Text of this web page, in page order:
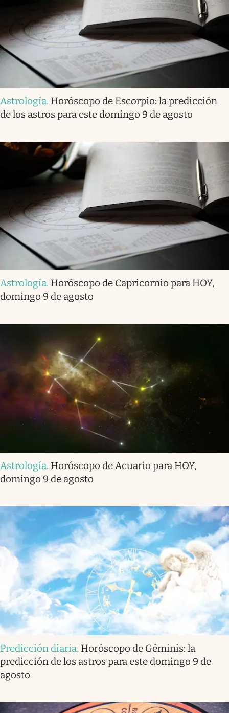
Astrología. Horóscopo de Escorpio: la predicción
de los astros para este domingo 9 de agosto
Astrología. Horóscopo de Capricornio para HOY,
domingo 9 de agosto
Astrología. Horóscopo de Acuario para HOY,
domingo 9 de agosto
Predicción diaria. Horóscopo de Géminis: la
predicción de los astros para este domingo 9 de
agosto